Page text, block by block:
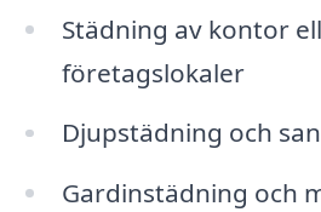
Städning av kontor
företagslokaler
Djupstädning och
Gardinstädning och